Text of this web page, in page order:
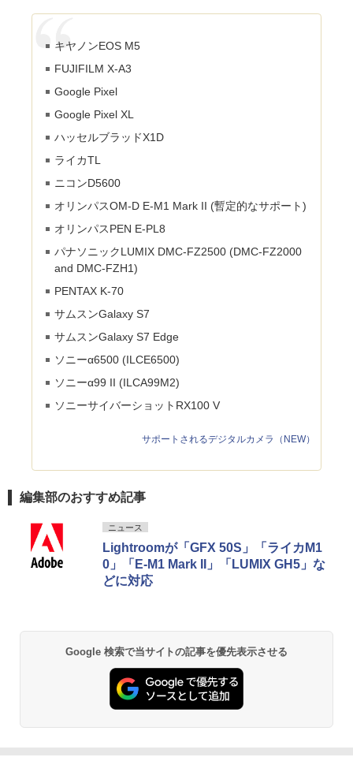
キヤノンEOS M5
FUJIFILM X-A3
Google Pixel
Google Pixel XL
ハッセルブラッドX1D
ライカTL
ニコンD5600
オリンパスOM-D E-M1 Mark II (暫定的なサポート)
オリンパスPEN E-PL8
パナソニックLUMIX DMC-FZ2500 (DMC-FZ2000
and DMC-FZH1)
PENTAX K-70
サムスンGalaxy S7
サムスンGalaxy S7 Edge
ソニーα6500 (ILCE­6500)
ソニーα99 II (ILCA­99M2)
ソニーサイバーショットRX100 V
サポートされるデジタルカメラ（NEW）
編集部のおすすめ記事
ニュース
Lightroomが「GFX 50S」「ライカM1
0」「E-M1 Mark II」「LUMIX GH5」な
どに対応
Google 検索で当サイトの記事を優先表示させる